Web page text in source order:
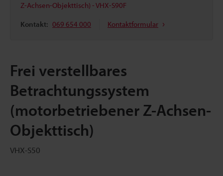
Z-Achsen-Objekttisch) - VHX-S90F
Kontakt: 069 654 000 Kontaktformular
Frei verstellbares
Betrachtungssystem
(motorbetriebener Z-Achsen-
Objekttisch)
VHX-S50